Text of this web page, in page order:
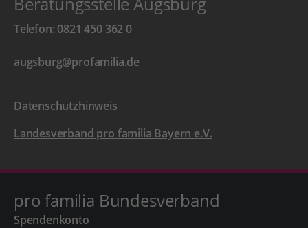
Telefon: 0821 450 362 0
augsburg@profamilia.de
Datenschutzhinweis
Landesverband pro familia Bayern e.V.
pro familia Bundesverband
Spendenkonto